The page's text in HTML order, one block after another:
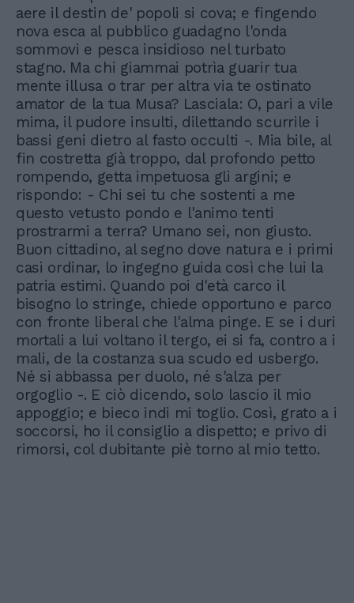
aere il destin de' popoli si cova; e fingendo
nova esca al pubblico guadagno l'onda
sommovi e pesca insidioso nel turbato
stagno. Ma chi giammai potrìa guarir tua
mente illusa o trar per altra via te ostinato
amator de la tua Musa? Lasciala: O, pari a vile
mima, il pudore insulti, dilettando scurrile i
bassi geni dietro al fasto occulti -. Mia bile, al
fin costretta già troppo, dal profondo petto
rompendo, getta impetuosa gli argini; e
rispondo: - Chi sei tu che sostenti a me
questo vetusto pondo e l'animo tenti
prostrarmi a terra? Umano sei, non giusto.
Buon cittadino, al segno dove natura e i primi
casi ordinar, lo ingegno guida così che lui la
patria estimi. Quando poi d'età carco il
bisogno lo stringe, chiede opportuno e parco
con fronte liberal che l'alma pinge. E se i duri
mortali a lui voltano il tergo, ei si fa, contro a i
mali, de la costanza sua scudo ed usbergo.
Né si abbassa per duolo, né s'alza per
orgoglio -. E ciò dicendo, solo lascio il mio
appoggio; e bieco indi mi toglio. Così, grato a i
soccorsi, ho il consiglio a dispetto; e privo di
rimorsi, col dubitante piè torno al mio tetto.